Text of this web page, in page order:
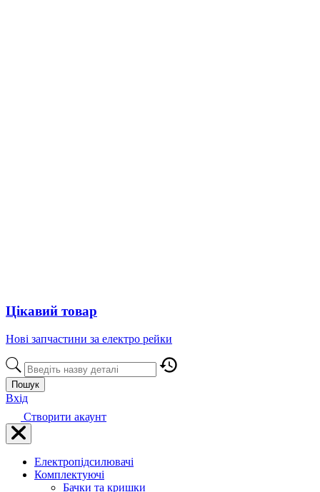
Цікавий товар
Нові запчастини за електро рейки
Пошук
Вхід
Створити акаунт
Електропідсилювачі
Комплектуючі
Бачки та кришки